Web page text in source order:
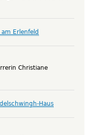
Erlenfeld
Christiane
Haus